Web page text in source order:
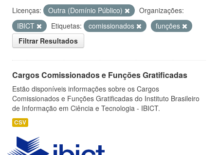
Licenças: Outra (Domínio Público)
Organizações:
IBICT
Etiquetas: comissionados
funções
Filtrar Resultados
Cargos Comissionados e Funções Gratificadas
Estão disponíveis informações sobre os Cargos
Comissionados e Funções Gratificadas do Instituto Brasileiro
de Informação em Ciência e Tecnologia - IBICT.
CSV